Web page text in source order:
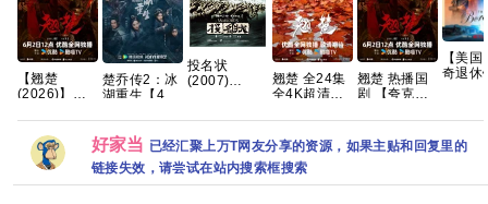
【翘楚
(2026)】】
更新】
【1080P高
码】【国语
中字】【单
集/0.9G】
楚乔传2：冰
湖重生【40
赠 赵丽颖版
楚乔传 第一
部】夸克
投名状
(2007)
[3.5G]
翘楚 全24集
全4K超清
字】【SDR
DDP5.1】
【完结】网
盘资源观看
翘楚 热播国
剧 【夸克百
【美
奇退休
又名:
自治镇
好家当 已经汇聚上万T网友分享的资源，如果主贴和回复里的
链接失效，请尝试在站内搜索框搜索